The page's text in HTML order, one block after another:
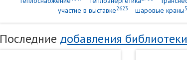
участие в выставке2623 шаровые краны
Последние добавления библиотеки